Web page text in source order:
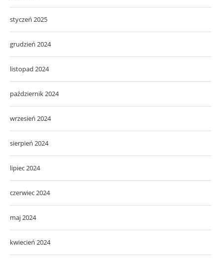
styczeń 2025
grudzień 2024
listopad 2024
październik 2024
wrzesień 2024
sierpień 2024
lipiec 2024
czerwiec 2024
maj 2024
kwiecień 2024